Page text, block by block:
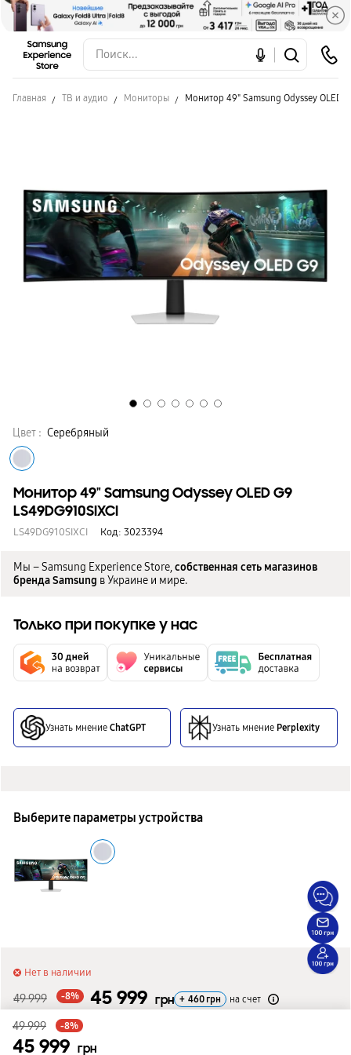
Главная ТВ и аудио Мониторы Монитор 49" Samsung Odyssey OLED
Цвет : Серебряный
Монитор 49" Samsung Odyssey OLED G9
LS49DG910SIXCI
LS49DG910SIXCI Код: 3023394
Мы – Samsung Experience Store,собственная сеть магазинов
бренда Samsung в Украине и мире.
Только при покупке у нас
Узнать мнение ChatGPT Узнать мнение Perplexity
Выберите параметры устройства
Нет в наличии
49 999 -8% 45 999 грн + 460 грн на счет
Сообщить о поступлении
49 999 -8%
45 999 грн